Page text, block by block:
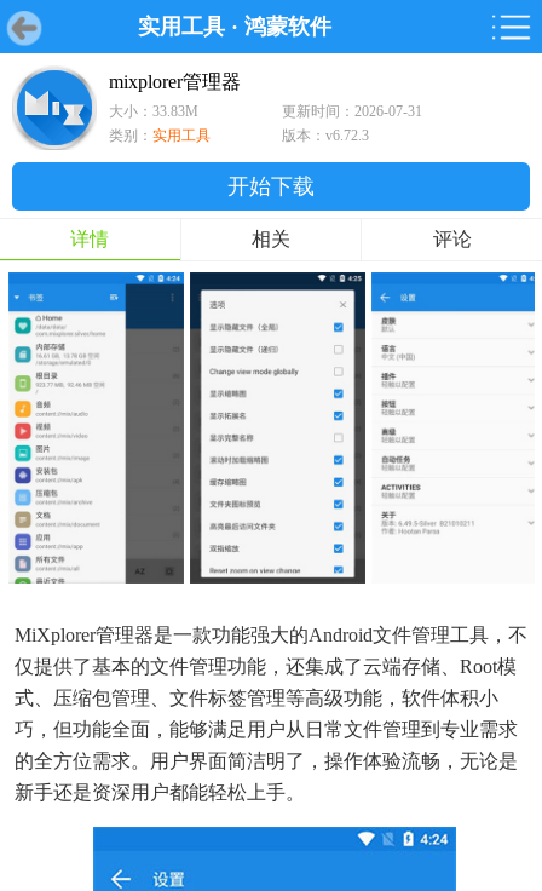
实用工具 · 鸿蒙软件
首页 游戏 软件
首页 游戏 软件 鸿蒙
游戏
鸿蒙
软件
专题
mixplorer管理器
大小：33.83M
更新时间：2026-07-31
类别： 实用工具 版本：v6.72.3
开始下载
详情 相关 评论
MiXplorer管理器是一款功能强大的Android文件管理工具，不
仅提供了基本的文件管理功能，还集成了云端存储、Root模
式、压缩包管理、文件标签管理等高级功能，软件体积小
巧，但功能全面，能够满足用户从日常文件管理到专业需求
的全方位需求。用户界面简洁明了，操作体验流畅，无论是
新手还是资深用户都能轻松上手。